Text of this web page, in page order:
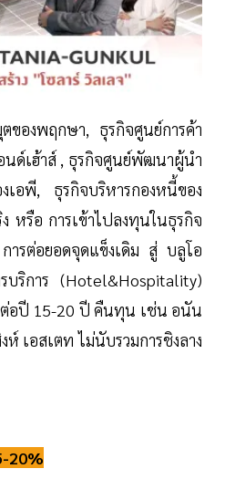
ของพฤกษา, ธุรกิจศูนย์การค้า
ด์เฮ้าส์ , ธุรกิจศูนย์พัฒนาผู้นำ
เอพี, ธุรกิจบริหารกองหนี้ของ
หรือ การเข้าไปลงทุนในธุรกิจ
รต่อยอดจุดแข็งเดิม สู่ บลูโอ
ริการ (Hotel&Hospitality)
อปี 15-20 ปี คืนทุน เช่น อนัน
เอสเตท ไม่นับรวมการชิงลาง
20%